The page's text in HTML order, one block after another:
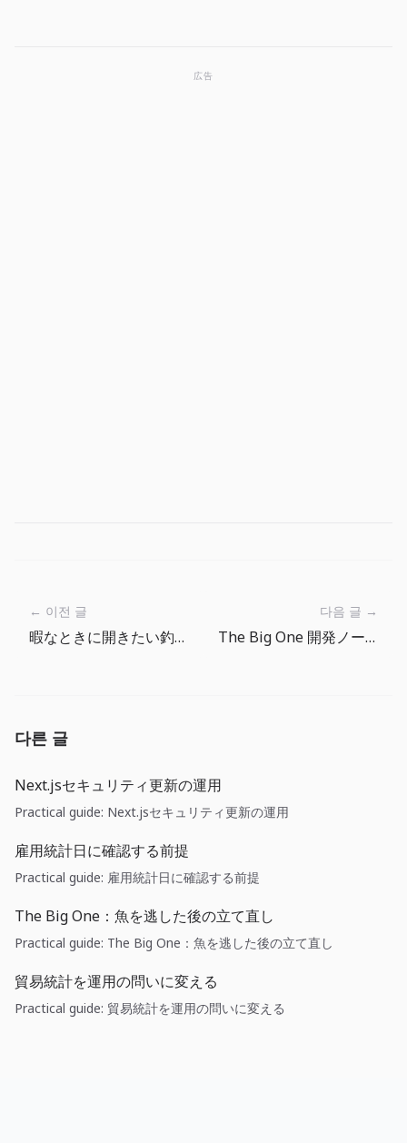
広告
← 이전 글
暇なときに開きたい釣りRPG
다음 글 →
The Big One 開発ノート：釣り場が先に空気をつくる
다른 글
Next.jsセキュリティ更新の運用
Practical guide: Next.jsセキュリティ更新の運用
雇用統計日に確認する前提
Practical guide: 雇用統計日に確認する前提
The Big One：魚を逃した後の立て直し
Practical guide: The Big One：魚を逃した後の立て直し
貿易統計を運用の問いに変える
Practical guide: 貿易統計を運用の問いに変える